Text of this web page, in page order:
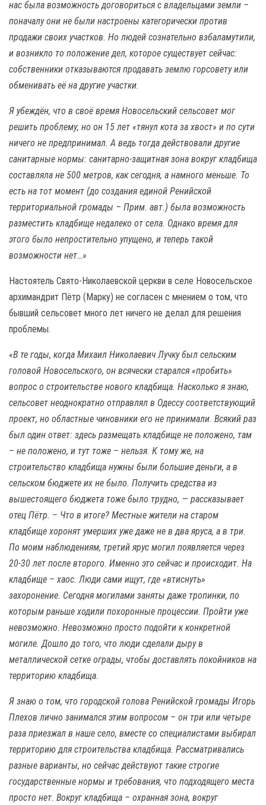
нас была возможность договориться с владельцами земли –
поначалу они не были настроены категорически против
продажи своих участков. Но людей сознательно взбаламутили,
и возникло то положение дел, которое существует сейчас:
собственники отказываются продавать землю горсовету или
обменивать её на другие участки.
Я убеждён, что в своё время Новосельский сельсовет мог
решить проблему, но он 15 лет «тянул кота за хвост» и по сути
ничего не предпринимал. А ведь тогда действовали другие
санитарные нормы: санитарно-защитная зона вокруг кладбища
составляла не 500 метров, как сегодня, а намного меньше. То
есть на тот момент (до создания единой Ренийской
территориальной громады – Прим. авт.) была возможность
разместить кладбище недалеко от села. Однако время для
этого было непростительно упущено, и теперь такой
возможности нет…»
Настоятель Свято-Николаевской церкви в селе Новосельское
архимандрит Пётр (Марку) не согласен с мнением о том, что
бывший сельсовет много лет ничего не делал для решения
проблемы.
«В те годы, когда Михаил Николаевич Лучку был сельским
головой Новосельского, он всячески старался «пробить»
вопрос о строительстве нового кладбища. Насколько я знаю,
сельсовет неоднократно отправлял в Одессу соответствующий
проект, но областные чиновники его не принимали. Всякий раз
был один ответ: здесь размещать кладбище не положено, там
– не положено, и тут тоже – нельзя. К тому же, на
строительство кладбища нужны были большие деньги, а в
сельском бюджете их не было. Получить средства из
вышестоящего бюджета тоже было трудно, — рассказывает
отец Пётр. – Что в итоге? Местные жители на старом
кладбище хоронят умерших уже даже не в два яруса, а в три.
По моим наблюдениям, третий ярус могил появляется через
20-30 лет после второго. Именно это сейчас и происходит. На
кладбище – хаос. Люди сами ищут, где «втиснуть»
захоронение. Сегодня могилами заняты даже тропинки, по
которым раньше ходили похоронные процессии. Пройти уже
невозможно. Невозможно просто подойти к конкретной
могиле. Дошло до того, что люди сделали дыру в
металлической сетке ограды, чтобы доставлять покойников на
территорию кладбища.
Я знаю о том, что городской голова Ренийской громады Игорь
Плехов лично занимался этим вопросом – он три или четыре
раза приезжал в наше село, вместе со специалистами выбирал
территорию для строительства кладбища. Рассматривались
разные варианты, но сейчас действуют такие строгие
государственные нормы и требования, что подходящего места
просто нет. Вокруг кладбища – охранная зона, вокруг